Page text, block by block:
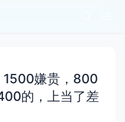
嫌贵，800
的，上当了差